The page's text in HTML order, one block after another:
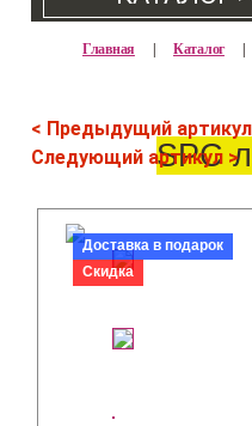
Главная Каталог
< Предыдущий артикул
Следующий артикул >
SPC
Доставка в подарок
Скидка